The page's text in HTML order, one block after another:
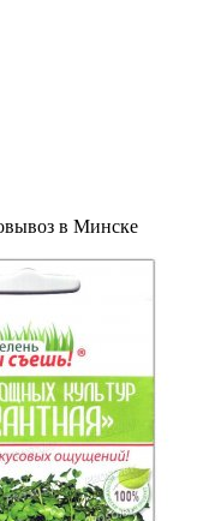
в Минске